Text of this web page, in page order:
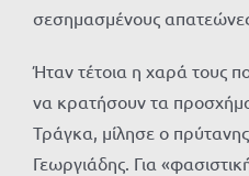
σεσημασμένους απατεώνες
Ήταν τέτοια η χαρά τους
να κρατήσουν τα
Τράγκα, μίλησε ο
Γεωργιάδης. Για